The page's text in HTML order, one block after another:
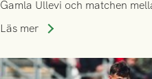
Gamla Ullevi och matchen
kvalet till Conference League!
Läs mer